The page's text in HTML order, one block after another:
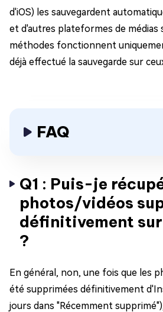
d'iOS) les sauvegardent
et d'autres plateformes de médias
méthodes fonctionnent
déjà effectué la sauvegarde sur
FAQ
Q1 : Puis-je
photos/vidéos
définitivement
?
En général, non, une fois que les
été supprimées définitivement
jours dans "Récemment